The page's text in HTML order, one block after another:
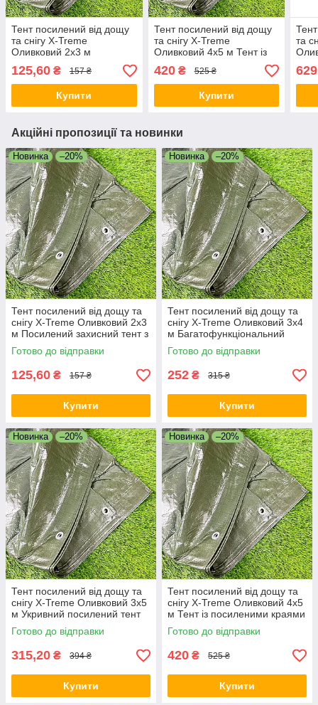
Тент посилений від дощу
та снігу X-Treme
Оливковий 2х3 м
Посилений захисний тент
з люверсами
125,60 ₴ 157 ₴
Купити
Тент посилений від дощу
та снігу X-Treme
Оливковий 4х5 м Тент із
Сонцезахисний тент
420₴ 525 ₴
Купити
та
Акційні пропозиції та новинки
Новинка –20%
Тент посилений від дощу та
снігу X-Treme Оливковий 2х3
м Посилений захисний тент з
люверсами
Готово до відправки
125,60 ₴ 157 ₴
Купити
Новинка –20%
Тент посилений від дощу та
снігу X-Treme Оливковий 3х4
м Багатофункціональний
покривний тент
Готово до відправки
252 ₴ 315 ₴
Купити
Новинка –20%
Тент посилений від дощу та
снігу X-Treme Оливковий 3х5
м Укривний посилений тент
для кемпінгу
Готово до відправки
315,20 ₴ 394 ₴
Купити
Новинка –20%
Тент посилений від дощу та
снігу X-Treme Оливковий 4х5
м Тент із посиленими краями
Сонцезахисний тент
Готово до відправки
420 ₴ 525 ₴
Купити